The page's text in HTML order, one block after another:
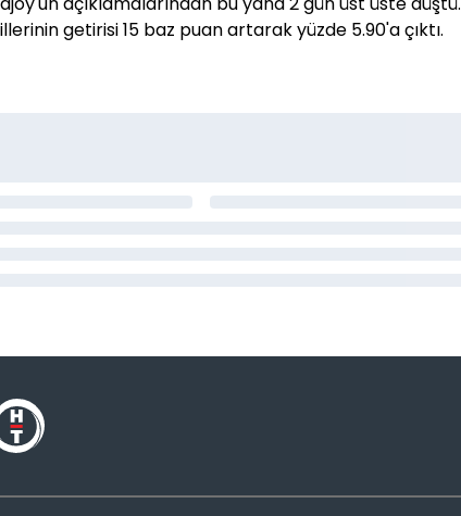
getirisi 15 baz puan artarak yüzde 5.90'a çıktı.